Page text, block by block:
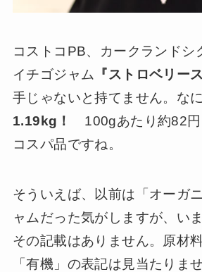
コストコPB、カークランドシ
イチゴジャム
『ストロベリー
手じゃないと持てません。な
1.19kg！ 100gあたり約82
コスパ品ですね。
そういえば、以前は「オーガ
ャムだった気がしますが、い
その記載はありません。原材
「有機」の表記は見当たりま